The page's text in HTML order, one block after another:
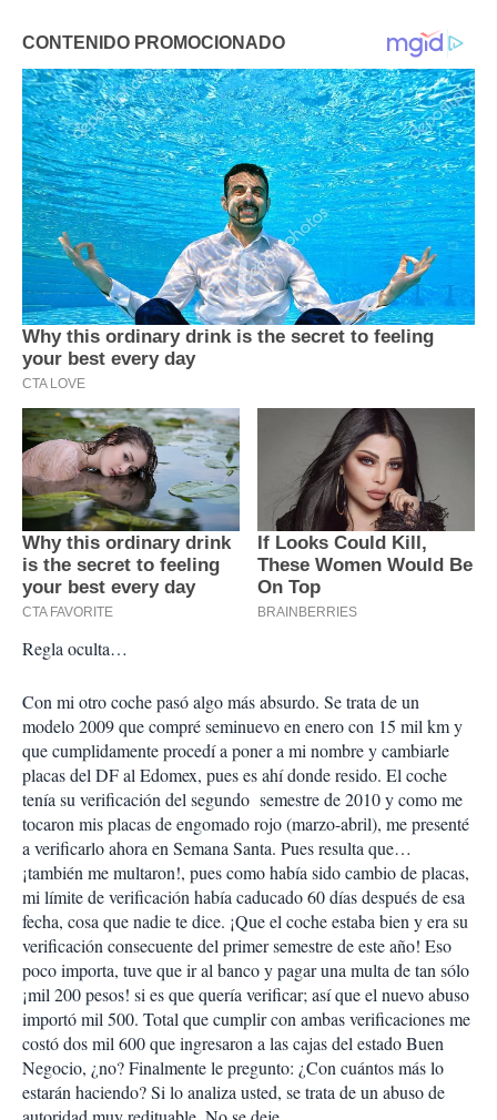
Regla oculta…
Con mi otro coche pasó algo más absurdo. Se trata de un
modelo 2009 que compré seminuevo en enero con 15 mil km y
que cumplidamente procedí a poner a mi nombre y cambiarle
placas del DF al Edomex, pues es ahí donde resido. El coche
tenía su verificación del segundo semestre de 2010 y como me
tocaron mis placas de engomado rojo (marzo-abril), me presenté
a verificarlo ahora en Semana Santa. Pues resulta que…
¡también me multaron!, pues como había sido cambio de placas,
mi límite de verificación había caducado 60 días después de esa
fecha, cosa que nadie te dice. ¡Que el coche estaba bien y era su
verificación consecuente del primer semestre de este año! Eso
poco importa, tuve que ir al banco y pagar una multa de tan sólo
¡mil 200 pesos! si es que quería verificar; así que el nuevo abuso
importó mil 500. Total que cumplir con ambas verificaciones me
costó dos mil 600 que ingresaron a las cajas del estado Buen
Negocio, ¿no? Finalmente le pregunto: ¿Con cuántos más lo
estarán haciendo? Si lo analiza usted, se trata de un abuso de